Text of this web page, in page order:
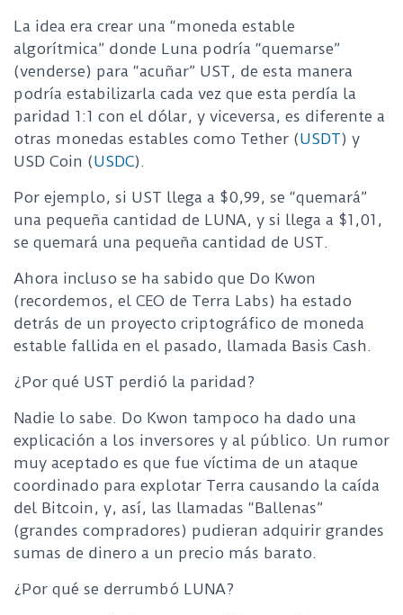
La idea era crear una “moneda estable
algorítmica” donde Luna podría “quemarse”
(venderse) para “acuñar” UST, de esta manera
podría estabilizarla cada vez que esta perdía la
paridad 1:1 con el dólar, y viceversa, es diferente a
otras monedas estables como Tether (USDT) y
USD Coin (USDC).
Por ejemplo, si UST llega a $0,99, se “quemará”
una pequeña cantidad de LUNA, y si llega a $1,01,
se quemará una pequeña cantidad de UST.
Ahora incluso se ha sabido que Do Kwon
(recordemos, el CEO de Terra Labs) ha estado
detrás de un proyecto criptográfico de moneda
estable fallida en el pasado, llamada Basis Cash.
¿Por qué UST perdió la paridad?
Nadie lo sabe. Do Kwon tampoco ha dado una
explicación a los inversores y al público. Un rumor
muy aceptado es que fue víctima de un ataque
coordinado para explotar Terra causando la caída
del Bitcoin, y, así, las llamadas “Ballenas”
(grandes compradores) pudieran adquirir grandes
sumas de dinero a un precio más barato.
¿Por qué se derrumbó LUNA?